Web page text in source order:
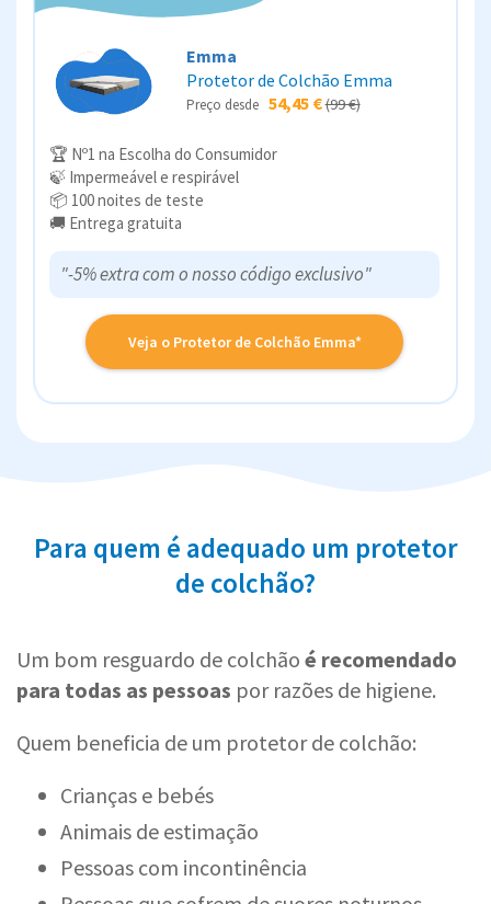
Emma
Protetor de Colchão Emma
Preço desde 54,45 €(99 €)
🏆 Nº1 na Escolha do Consumidor
🍃 Impermeável e respirável
📦 100 noites de teste
🚚 Entrega gratuita
"-5% extra com o nosso código exclusivo"
Veja o Protetor de Colchão Emma*
Para quem é adequado um protetor
de colchão?
Um bom resguardo de colchão é recomendado
para todas as pessoas por razões de higiene.
Quem beneficia de um protetor de colchão:
Crianças e bebés
Animais de estimação
Pessoas com incontinência